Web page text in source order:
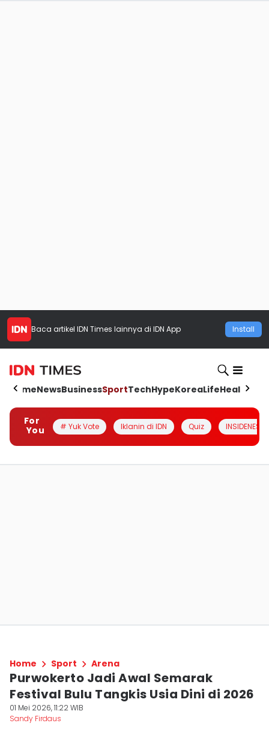
Baca artikel IDN Times lainnya di IDN App Install
HomeNewsBusinessSportTechHypeKoreaLifeHealth
For
You
# Yuk Vote Iklanin di IDN Quiz INSIDENESIA
Home Sport Arena
Purwokerto Jadi Awal Semarak
Festival Bulu Tangkis Usia Dini di 2026
01 Mei 2026, 11:22 WIB
Sandy Firdaus